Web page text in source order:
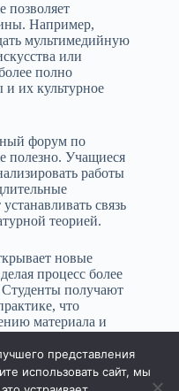
позволяет
Например,
мультимедийную
или
полно
и их культурное
форум по
полезно. Учащиеся
работы
связь
теорией.
новые
процесс более
получают
что
материала и
представления
использовать сайт, мы